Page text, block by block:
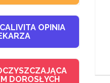
OPINIA
DOROSŁYCH